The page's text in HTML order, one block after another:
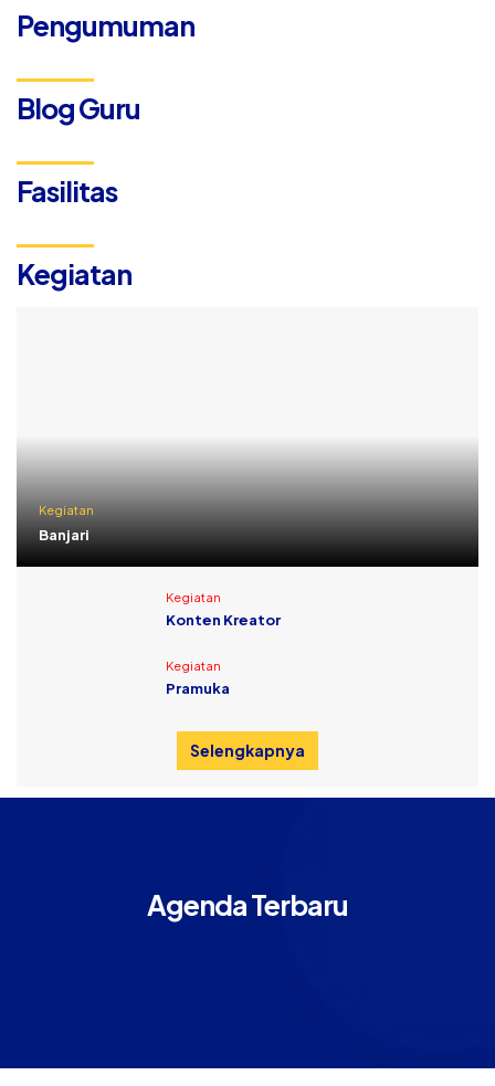
Pengumuman
Blog Guru
Fasilitas
Kegiatan
Kegiatan
Banjari
Kegiatan
Konten Kreator
Kegiatan
Pramuka
Selengkapnya
Agenda Terbaru